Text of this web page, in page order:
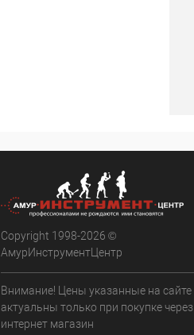
Copyright 1998-2026 ©
АмурИнструментЦентр
Внимание! Цены указанные на сайте
актуальны только при покупке через
интернет магазин